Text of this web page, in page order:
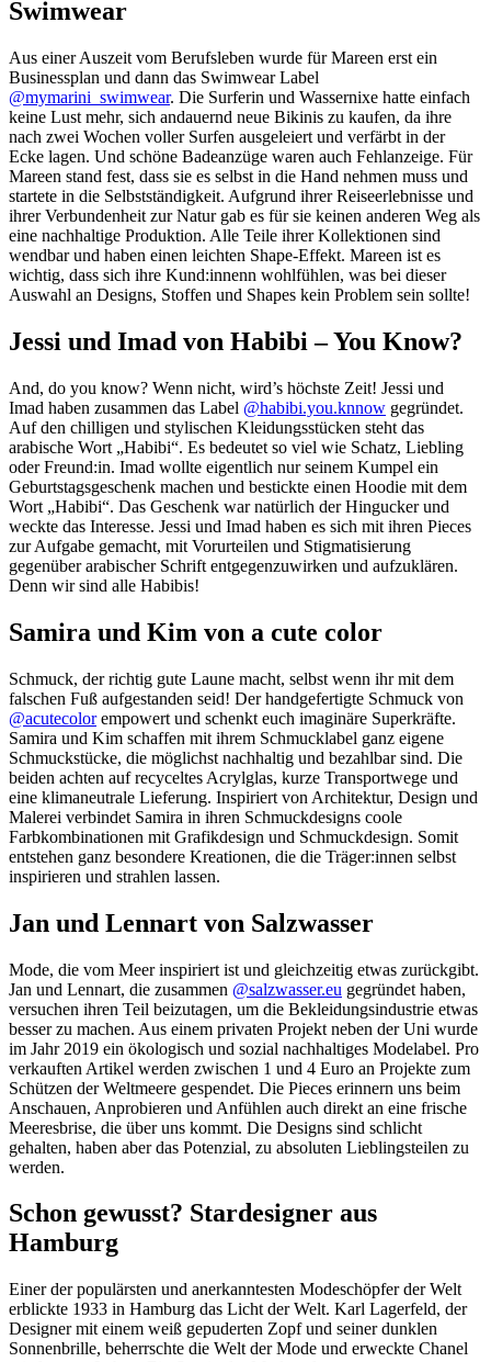
Swimwear
Aus einer Auszeit vom Berufsleben wurde für Mareen erst ein
Businessplan und dann das Swimwear Label
@mymarini_swimwear. Die Surferin und Wassernixe hatte einfach
keine Lust mehr, sich andauernd neue Bikinis zu kaufen, da ihre
nach zwei Wochen voller Surfen ausgeleiert und verfärbt in der
Ecke lagen. Und schöne Badeanzüge waren auch Fehlanzeige. Für
Mareen stand fest, dass sie es selbst in die Hand nehmen muss und
startete in die Selbstständigkeit. Aufgrund ihrer Reiseerlebnisse und
ihrer Verbundenheit zur Natur gab es für sie keinen anderen Weg als
eine nachhaltige Produktion. Alle Teile ihrer Kollektionen sind
wendbar und haben einen leichten Shape-Effekt. Mareen ist es
wichtig, dass sich ihre Kund:innenn wohlfühlen, was bei dieser
Auswahl an Designs, Stoffen und Shapes kein Problem sein sollte!
Jessi und Imad von Habibi – You Know?
And, do you know? Wenn nicht, wird’s höchste Zeit! Jessi und
Imad haben zusammen das Label @habibi.you.knnow gegründet.
Auf den chilligen und stylischen Kleidungsstücken steht das
arabische Wort „Habibi“. Es bedeutet so viel wie Schatz, Liebling
oder Freund:in. Imad wollte eigentlich nur seinem Kumpel ein
Geburtstagsgeschenk machen und bestickte einen Hoodie mit dem
Wort „Habibi“. Das Geschenk war natürlich der Hingucker und
weckte das Interesse. Jessi und Imad haben es sich mit ihren Pieces
zur Aufgabe gemacht, mit Vorurteilen und Stigmatisierung
gegenüber arabischer Schrift entgegenzuwirken und aufzuklären.
Denn wir sind alle Habibis!
Samira und Kim von a cute color
Schmuck, der richtig gute Laune macht, selbst wenn ihr mit dem
falschen Fuß aufgestanden seid! Der handgefertigte Schmuck von
@acutecolorempowert und schenkt euch imaginäre Superkräfte.
Samira und Kim schaffen mit ihrem Schmucklabel ganz eigene
Schmuckstücke, die möglichst nachhaltig und bezahlbar sind. Die
beiden achten auf recyceltes Acrylglas, kurze Transportwege und
eine klimaneutrale Lieferung. Inspiriert von Architektur, Design und
Malerei verbindet Samira in ihren Schmuckdesigns coole
Farbkombinationen mit Grafikdesign und Schmuckdesign. Somit
entstehen ganz besondere Kreationen, die die Träger:innen selbst
inspirieren und strahlen lassen.
Jan und Lennart von Salzwasser
Mode, die vom Meer inspiriert ist und gleichzeitig etwas zurückgibt.
Jan und Lennart, die zusammen @salzwasser.eu gegründet haben,
versuchen ihren Teil beizutagen, um die Bekleidungsindustrie etwas
besser zu machen. Aus einem privaten Projekt neben der Uni wurde
im Jahr 2019 ein ökologisch und sozial nachhaltiges Modelabel. Pro
verkauften Artikel werden zwischen 1 und 4 Euro an Projekte zum
Schützen der Weltmeere gespendet. Die Pieces erinnern uns beim
Anschauen, Anprobieren und Anfühlen auch direkt an eine frische
Meeresbrise, die über uns kommt. Die Designs sind schlicht
gehalten, haben aber das Potenzial, zu absoluten Lieblingsteilen zu
werden.
Schon gewusst? Stardesigner aus
Hamburg
Einer der populärsten und anerkanntesten Modeschöpfer der Welt
erblickte 1933 in Hamburg das Licht der Welt. Karl Lagerfeld, der
Designer mit einem weiß gepuderten Zopf und seiner dunklen
Sonnenbrille, beherrschte die Welt der Mode und erweckte Chanel